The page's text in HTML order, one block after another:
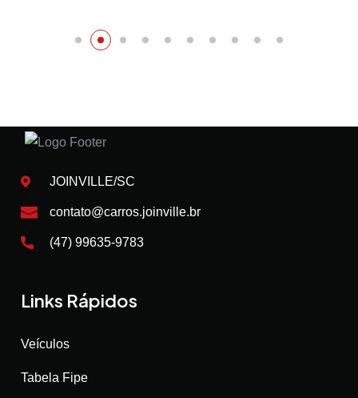
JOINVILLE/SC
contato@carros.joinville.br
(47) 99635-9783
Links Rápidos
Veículos
Tabela Fipe